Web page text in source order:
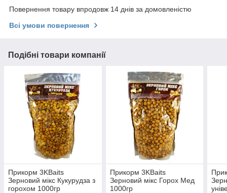
Повернення товару впродовж 14 днів за домовленістю
Всі умови повернення
Подібні товари компанії
Прикорм 3KBaits
Зерновий мікс Кукурудза з
горохом 1000гр
Прикорм 3KBaits
Зерновий мікс Горох Мед
1000гр